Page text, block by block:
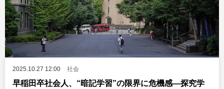
2025.10.27 12:00 社会
早稲田卒社会人、“暗記学習”の限界に危機感―探究学